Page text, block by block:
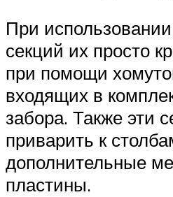
При
секций их просто
при помощи
входящих в
забора. Также эти
приварить к
дополнительные
пластины.